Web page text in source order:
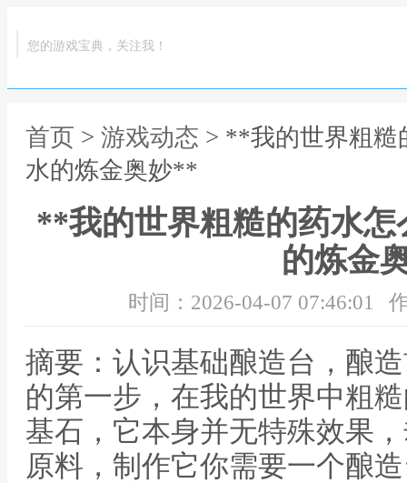
您的游戏宝典，关注我！
首页 > 游戏动态 > **我的世界粗
水的炼金奥妙**
**我的世界粗糙的药水
的炼金
时间：2026-04-07 07:46:01
摘要：认识基础酿造台，酿
的第一步，在我的世界中粗
基石，它本身并无特殊效果
原料，制作它你需要一个酿